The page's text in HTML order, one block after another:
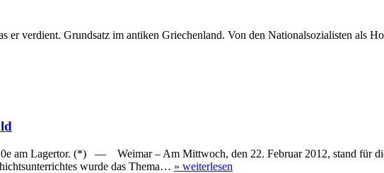
Grundsatz im antiken Griechenland. Von den Nationalsozialisten als
Lagertor. (*) — Weimar – Am Mittwoch, den 22. Februar 2012, stand für die
wurde das Thema… » weiterlesen